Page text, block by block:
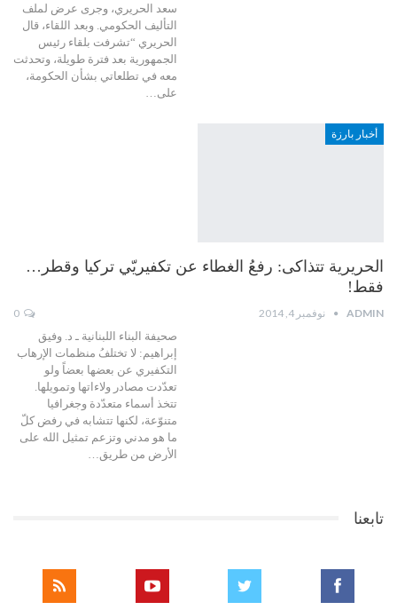
سعد الحريري، وجرى عرض لملف
التأليف الحكومي. وبعد اللقاء، قال
الحريري “تشرفت بلقاء رئيس
الجمهورية بعد فترة طويلة، وتحدثت
معه في تطلعاتي بشأن الحكومة،
على…
أخبار بارزة
الحريرية تتذاكى: رفعُ الغطاء عن تكفيريّي تركيا وقطر…
فقط!
ADMIN نوفمبر 4, 2014
صحيفة البناء اللبنانية ـ د. وفيق
إبراهيم: لا تختلفُ منظمات الإرهاب
التكفيري عن بعضها بعضاً ولو
تعدّدت مصادر ولاءاتها وتمويلها.
تتخذ أسماء متعدّدة وجغرافيا
متنوّعة، لكنها تتشابه في رفض كلّ
ما هو مدني وتزعم تمثيل الله على
الأرض من طريق…
تابعنا